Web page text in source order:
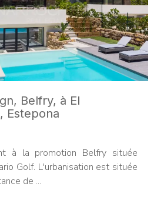
Belfry, à El
Estepona
à la promotion Belfry située
Golf. L'urbanisation est située
de ...